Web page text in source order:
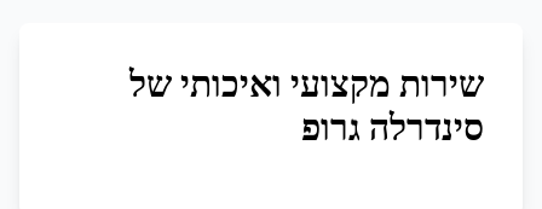
שירות מקצועי ואיכותי של
סינדרלה גרופ